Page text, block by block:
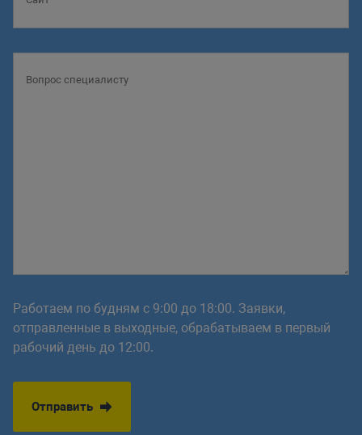
Работаем по будням с 9:00 до 18:00. Заявки,
отправленные в выходные, обрабатываем в первый
рабочий день до 12:00.
Отправить